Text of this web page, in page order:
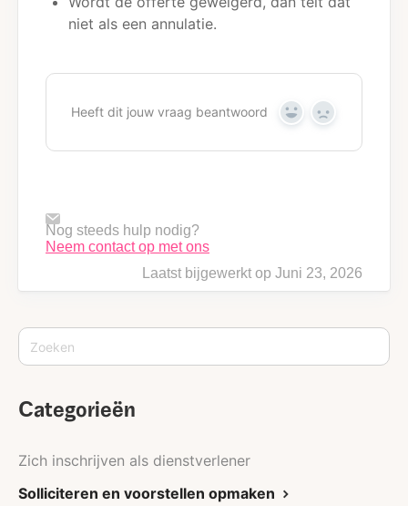
niet als een annulatie.
Heeft dit jouw vraag beantwoord
Y
s
N
Nog steeds hulp nodig?
Neem contact op met ons
Laatst bijgewerkt op Juni 23, 2026
Categorieën
Zich inschrijven als dienstverlener
Solliciteren en voorstellen opmaken